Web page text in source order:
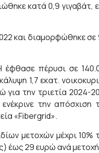
κατά 0,9 γιγαβάτ,
και διαμορφώθηκε σε
πέρυσι σε
1,7 εκατ.
για την τριετία 2024-
την απόσχιση
«Fibergrid».
μετοχών μέχρι 10%
έως 29 ευρώ ανά